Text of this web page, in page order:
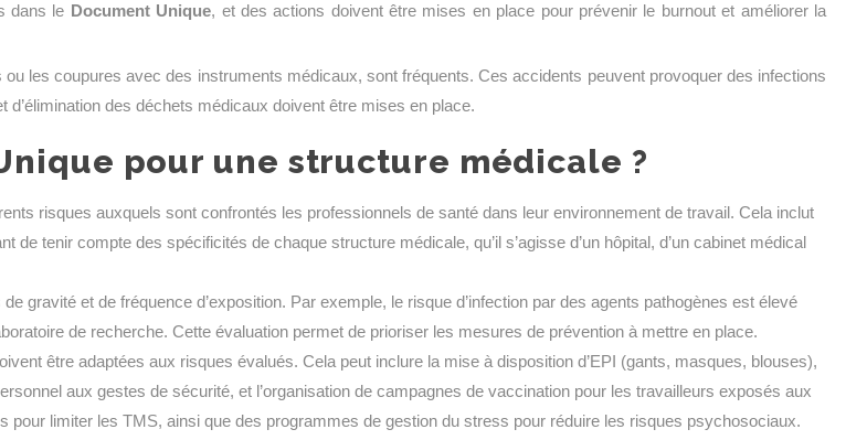
dans le Document Unique, et des actions doivent être mises en place pour prévenir le burnout et améliorer la
ou les coupures avec des instruments médicaux, sont fréquents. Ces accidents peuvent provoquer des infections
des déchets médicaux doivent être mises en place.
pour une structure médicale ?
risques auxquels sont confrontés les professionnels de santé dans leur environnement de travail. Cela inclut
tenir compte des spécificités de chaque structure médicale, qu’il s’agisse d’un hôpital, d’un cabinet médical
gravité et de fréquence d’exposition. Par exemple, le risque d’infection par des agents pathogènes est élevé
de recherche. Cette évaluation permet de prioriser les mesures de prévention à mettre en place.
être adaptées aux risques évalués. Cela peut inclure la mise à disposition d’EPI (gants, masques, blouses),
aux gestes de sécurité, et l’organisation de campagnes de vaccination pour les travailleurs exposés aux
pour limiter les TMS, ainsi que des programmes de gestion du stress pour réduire les risques psychosociaux.